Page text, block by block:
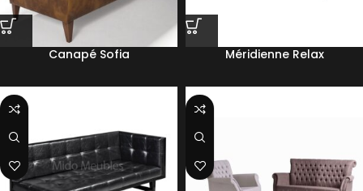
Canapé Sofia Méridienne Relax